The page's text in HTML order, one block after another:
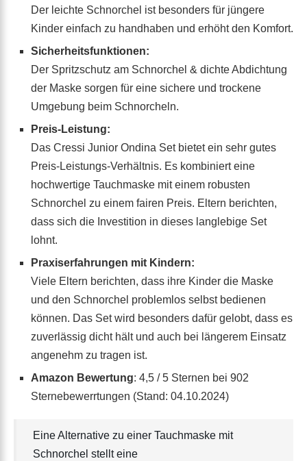
Der leichte Schnorchel ist besonders für jüngere
Kinder einfach zu handhaben und erhöht den Komfort.
Sicherheitsfunktionen:
Der Spritzschutz am Schnorchel & dichte Abdichtung
der Maske sorgen für eine sichere und trockene
Umgebung beim Schnorcheln.
Preis-Leistung:
Das Cressi Junior Ondina Set bietet ein sehr gutes
Preis-Leistungs-Verhältnis. Es kombiniert eine
hochwertige Tauchmaske mit einem robusten
Schnorchel zu einem fairen Preis. Eltern berichten,
dass sich die Investition in dieses langlebige Set
lohnt.
Praxiserfahrungen mit Kindern:
Viele Eltern berichten, dass ihre Kinder die Maske
und den Schnorchel problemlos selbst bedienen
können. Das Set wird besonders dafür gelobt, dass es
zuverlässig dicht hält und auch bei längerem Einsatz
angenehm zu tragen ist.
Amazon Bewertung: 4,5 / 5 Sternen bei 902
Sternebewerrtungen (Stand: 04.10.2024)
Eine Alternative zu einer Tauchmaske mit
Schnorchel stellt eine